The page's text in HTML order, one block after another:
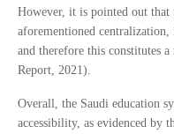
However, it is pointed out
aforementioned
and therefore this constitutes
Report, 2021).
Overall, the Saudi education
accessibility, as evidenced by